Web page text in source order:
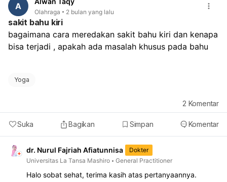
A
Olahraga 2 bulan yang lalu
sakit bahu kiri
bagaimana cara meredakan sakit bahu kiri dan kenapa
bisa terjadi , apakah ada masalah khusus pada bahu
Yoga
Suka Bagikan Simpan Komentar
2 Komentar
dr. Nurul Fajriah Afiatunnisa
Dokter
Universitas La Tansa Mashiro
General Practitioner
Halo sobat sehat, terima kasih atas pertanyaannya.